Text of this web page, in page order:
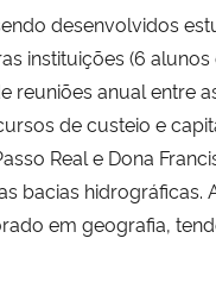
desenvolvidos
instituições (6
anual entre
de custeio e
Real e Dona
bacias
em geografia,